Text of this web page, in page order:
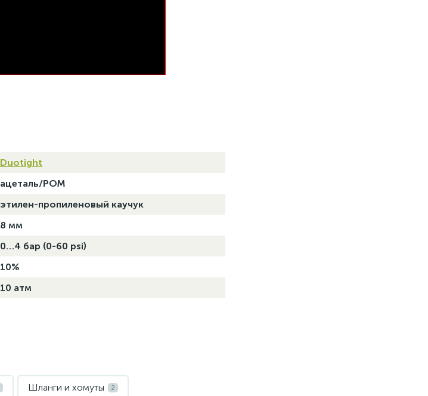
Duotight
ацеталь/POM
этилен-пропиленовый каучук
8 мм
0…4 бар (0-60 psi)
10%
10 атм
Шланги и хомуты 2